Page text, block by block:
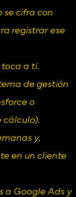
se cifra con
registrar ese
a ti.
de gestión
o
cálculo).
y,
en un cliente
a Google Ads y